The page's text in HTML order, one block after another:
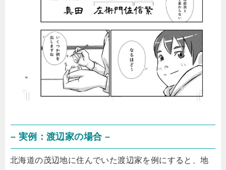
– 実例：渡辺家の場合 –
北海道の茂辺地に住んでいた渡辺家を例にすると、地